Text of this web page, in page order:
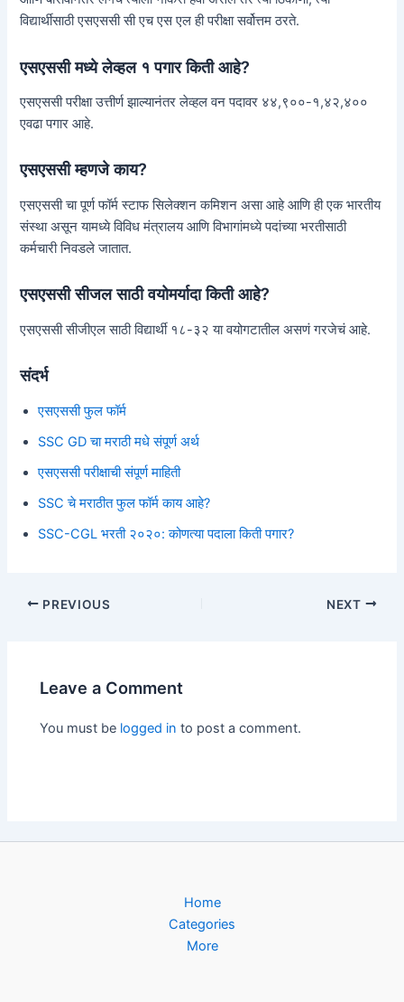
विद्यार्थीसाठी एसएससी सी एच एस एल ही परीक्षा सर्वोत्तम ठरते.
एसएससी मध्ये लेव्हल १ पगार किती आहे?
एसएससी परीक्षा उत्तीर्ण झाल्यानंतर लेव्हल वन पदावर ४४,९००-१,४२,४००
एवढा पगार आहे.
एसएससी म्हणजे काय?
एसएससी चा पूर्ण फॉर्म स्टाफ सिलेक्शन कमिशन असा आहे आणि ही एक भारतीय
संस्था असून यामध्ये विविध मंत्रालय आणि विभागांमध्ये पदांच्या भरतीसाठी
कर्मचारी निवडले जातात.
एसएससी सीजल साठी वयोमर्यादा किती आहे?
एसएससी सीजीएल साठी विद्यार्थी १८-३२ या वयोगटातील असणं गरजेचं आहे.
संदर्भ
एसएससी फुल फॉर्म
SSC GD चा मराठी मधे संपूर्ण अर्थ
एसएससी परीक्षाची संपूर्ण माहिती
SSC चे मराठीत फुल फॉर्म काय आहे?
SSC-CGL भरती २०२०: कोणत्या पदाला किती पगार?
Post
PREVIOUS NEXT
Leave a Comment
You must be logged in to post a comment.
Home
Categories
More